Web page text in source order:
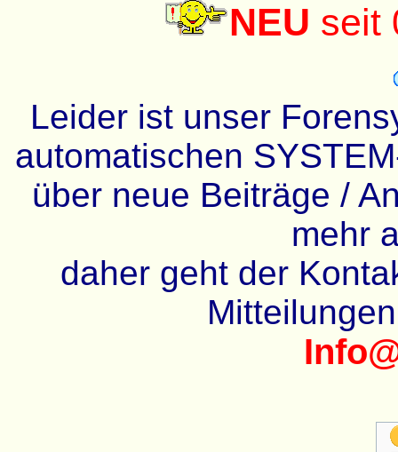
NEU seit
Leider ist unser
automatischen
über neue Beiträge /
mehr
daher geht der